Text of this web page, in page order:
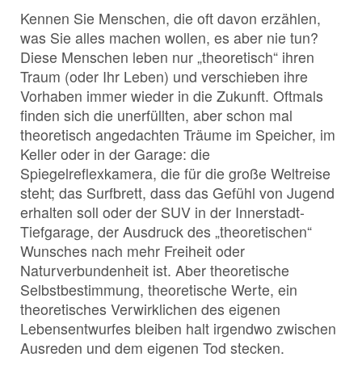
Kennen Sie Menschen, die oft davon erzählen,
was Sie alles machen wollen, es aber nie tun?
Diese Menschen leben nur „theoretisch“ ihren
Traum (oder Ihr Leben) und verschieben ihre
Vorhaben immer wieder in die Zukunft. Oftmals
finden sich die unerfüllten, aber schon mal
theoretisch angedachten Träume im Speicher, im
Keller oder in der Garage: die
Spiegelreflexkamera, die für die große Weltreise
steht; das Surfbrett, dass das Gefühl von Jugend
erhalten soll oder der SUV in der Innerstadt-
Tiefgarage, der Ausdruck des „theoretischen“
Wunsches nach mehr Freiheit oder
Naturverbundenheit ist. Aber theoretische
Selbstbestimmung, theoretische Werte, ein
theoretisches Verwirklichen des eigenen
Lebensentwurfes bleiben halt irgendwo zwischen
Ausreden und dem eigenen Tod stecken.